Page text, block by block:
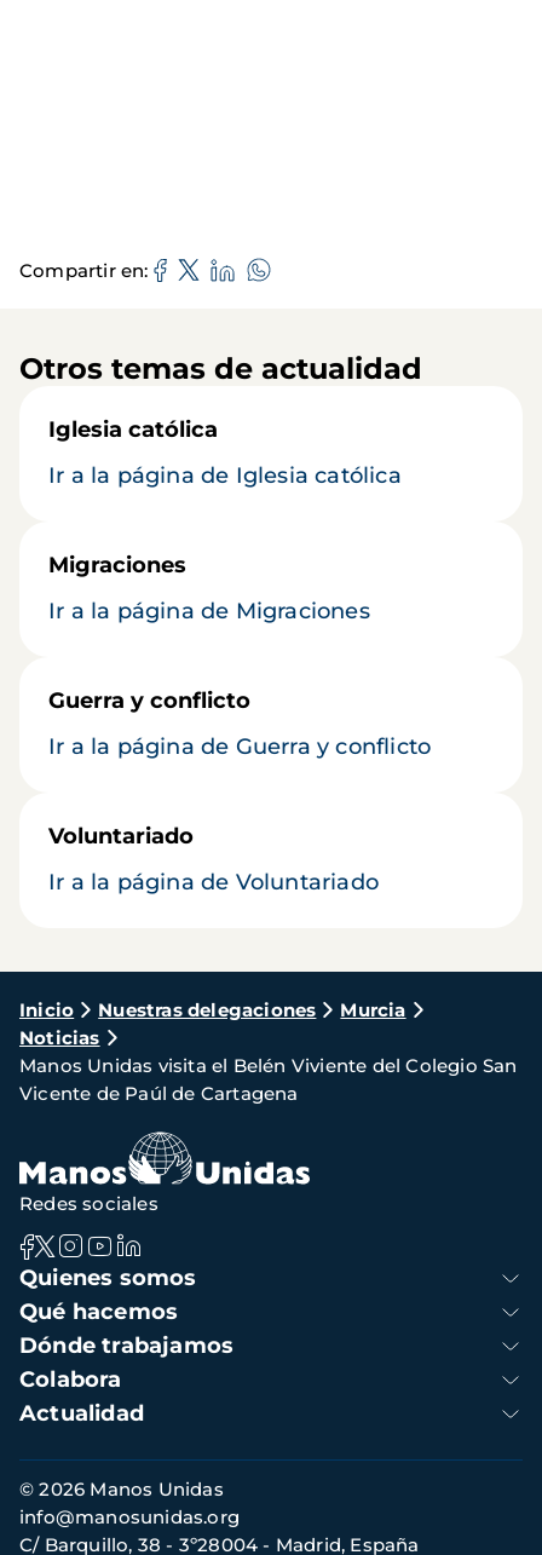
Compartir en
Otros temas de actualidad
Iglesia católica
Ir a la página de Iglesia católica
Migraciones
Ir a la página de Migraciones
Guerra y conflicto
Ir a la página de Guerra y conflicto
Voluntariado
Ir a la página de Voluntariado
Ruta
de
navegación
Inicio Nuestras delegaciones
Murcia
Noticias
Manos Unidas visita el Belén Viviente del Colegio San
Vicente de Paúl de Cartagena
Navegación
principal
Quienes somos
Qué hacemos
Dónde trabajamos
Colabora
Actualidad
Redes sociales
Información
de
contacto
© 2026 Manos Unidas
C/ Barquillo, 38 - 3º28004 - Madrid, España
info@manosunidas.org